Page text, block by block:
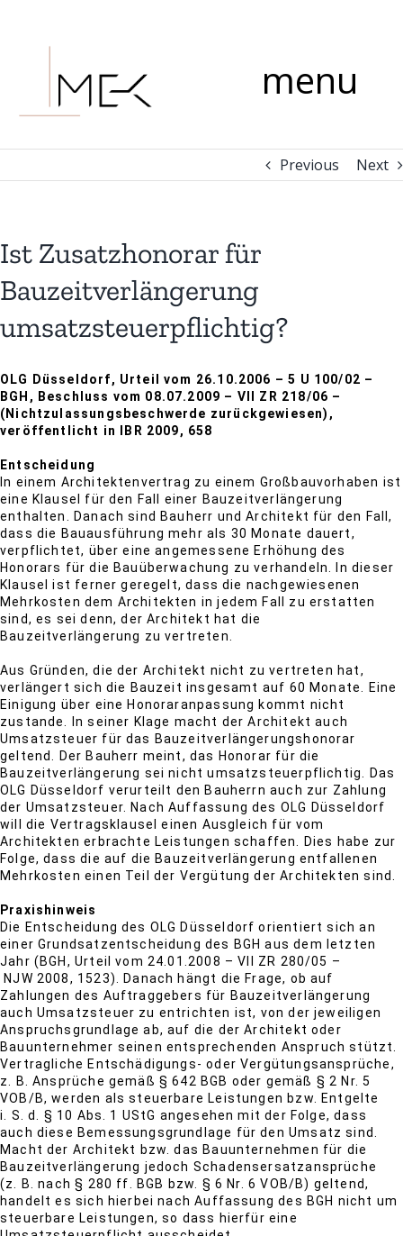
menu
Previous Next
Ist Zusatzhonorar für
Bauzeitverlängerung
umsatzsteuerpflichtig?
OLG Düsseldorf, Urteil vom 26.10.2006 – 5 U 100/02 –
BGH, Beschluss vom 08.07.2009 – VII ZR 218/06 –
(Nichtzulassungsbeschwerde zurückgewiesen),
veröffentlicht in IBR 2009, 658
Entscheidung
In einem Architektenvertrag zu einem Großbauvorhaben ist
eine Klausel für den Fall einer Bauzeitverlängerung
enthalten. Danach sind Bauherr und Architekt für den Fall,
dass die Bauausführung mehr als 30 Monate dauert,
verpflichtet, über eine angemessene Erhöhung des
Honorars für die Bauüberwachung zu verhandeln. In dieser
Klausel ist ferner geregelt, dass die nachgewiesenen
Mehrkosten dem Architekten in jedem Fall zu erstatten
sind, es sei denn, der Architekt hat die
Bauzeitverlängerung zu vertreten.
Aus Gründen, die der Architekt nicht zu vertreten hat,
verlängert sich die Bauzeit insgesamt auf 60 Monate. Eine
Einigung über eine Honoraranpassung kommt nicht
zustande. In seiner Klage macht der Architekt auch
Umsatzsteuer für das Bauzeitverlängerungshonorar
geltend. Der Bauherr meint, das Honorar für die
Bauzeitverlängerung sei nicht umsatzsteuerpflichtig. Das
OLG Düsseldorf verurteilt den Bauherrn auch zur Zahlung
der Umsatzsteuer. Nach Auffassung des OLG Düsseldorf
will die Vertragsklausel einen Ausgleich für vom
Architekten erbrachte Leistungen schaffen. Dies habe zur
Folge, dass die auf die Bauzeitverlängerung entfallenen
Mehrkosten einen Teil der Vergütung der Architekten sind.
Praxishinweis
Die Entscheidung des OLG Düsseldorf orientiert sich an
einer Grundsatzentscheidung des BGH aus dem letzten
Jahr (BGH, Urteil vom 24.01.2008 – VII ZR 280/05 –
NJW 2008, 1523). Danach hängt die Frage, ob auf
Zahlungen des Auftraggebers für Bauzeitverlängerung
auch Umsatzsteuer zu entrichten ist, von der jeweiligen
Anspruchsgrundlage ab, auf die der Architekt oder
Bauunternehmer seinen entsprechenden Anspruch stützt.
Vertragliche Entschädigungs- oder Vergütungsansprüche,
z. B. Ansprüche gemäß § 642 BGB oder gemäß § 2 Nr. 5
VOB/B, werden als steuerbare Leistungen bzw. Entgelte
i. S. d. § 10 Abs. 1 UStG angesehen mit der Folge, dass
auch diese Bemessungsgrundlage für den Umsatz sind.
Macht der Architekt bzw. das Bauunternehmen für die
Bauzeitverlängerung jedoch Schadensersatzansprüche
(z. B. nach § 280 ff. BGB bzw. § 6 Nr. 6 VOB/B) geltend,
handelt es sich hierbei nach Auffassung des BGH nicht um
steuerbare Leistungen, so dass hierfür eine